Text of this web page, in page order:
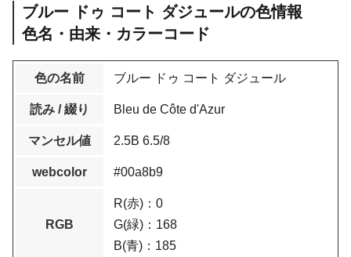
ブルー ドゥ コート ダジュールの色情報
色名・由来・カラーコード
色の名前 ブルー ドゥ コート ダジュール
読み / 綴り Bleu de Côte d'Azur
マンセル値 2.5B 6.5/8
webcolor #00a8b9
RGB
R(赤)：0
G(緑)：168
B(青)：185